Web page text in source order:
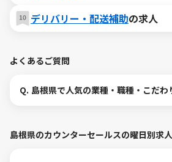
デリバリー・配送補助の求人
よくあるご質問
Q. 島根県で人気の業種・職種・こだわ
島根県のカウンターセールスの曜日別求